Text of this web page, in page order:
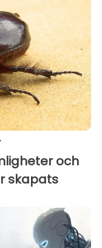
och
skapats